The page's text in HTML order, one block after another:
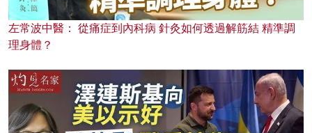
左常波中醫： 從痛症到內科病 針灸如何透過解筋結 精準調
理身體？